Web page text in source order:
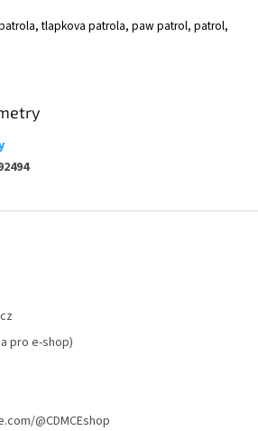
tlapkova patrola, paw patrol, patrol,
pro e-shop)
@CDMCEshop